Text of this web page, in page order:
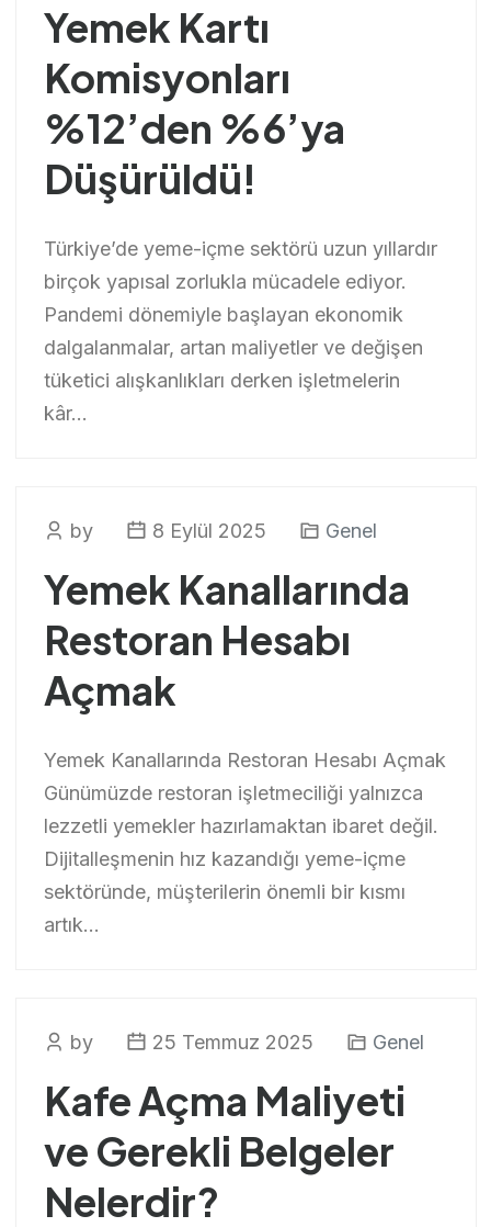
Yemek Kartı
Komisyonları
%12’den %6’ya
Düşürüldü!
Türkiye’de yeme-içme sektörü uzun yıllardır
birçok yapısal zorlukla mücadele ediyor.
Pandemi dönemiyle başlayan ekonomik
dalgalanmalar, artan maliyetler ve değişen
tüketici alışkanlıkları derken işletmelerin
kâr...
by 8 Eylül 2025 Genel
Yemek Kanallarında
Restoran Hesabı
Açmak
Yemek Kanallarında Restoran Hesabı Açmak
Günümüzde restoran işletmeciliği yalnızca
lezzetli yemekler hazırlamaktan ibaret değil.
Dijitalleşmenin hız kazandığı yeme-içme
sektöründe, müşterilerin önemli bir kısmı
artık...
by 25 Temmuz 2025 Genel
Kafe Açma Maliyeti
ve Gerekli Belgeler
Nelerdir?